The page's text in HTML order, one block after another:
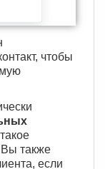
чтобы
Вы также
если